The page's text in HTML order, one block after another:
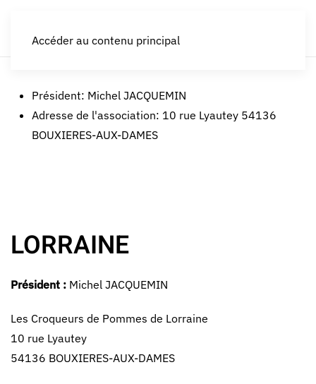
Accéder au contenu principal
Président: Michel JACQUEMIN
Adresse de l'association: 10 rue Lyautey 54136
BOUXIERES-AUX-DAMES
LORRAINE
Président : Michel JACQUEMIN
Les Croqueurs de Pommes de Lorraine
10 rue Lyautey
54136 BOUXIERES-AUX-DAMES